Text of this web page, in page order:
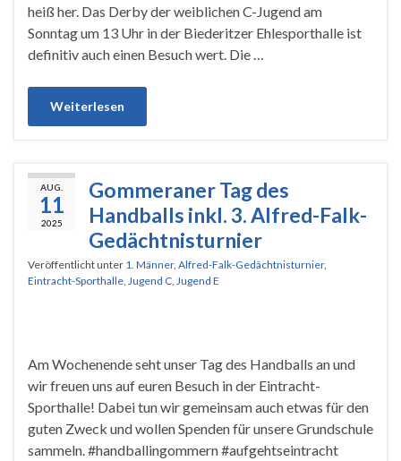
heiß her. Das Derby der weiblichen C-Jugend am
Sonntag um 13 Uhr in der Biederitzer Ehlesporthalle ist
definitiv auch einen Besuch wert. Die …
Weiterlesen
AUG.
11
2025
Gommeraner Tag des
Handballs inkl. 3. Alfred-Falk-
Gedächtnisturnier
Veröffentlicht unter 1. Männer, Alfred-Falk-Gedächtnisturnier,
Eintracht-Sporthalle, Jugend C, Jugend E
Am Wochenende seht unser Tag des Handballs an und
wir freuen uns auf euren Besuch in der Eintracht-
Sporthalle! Dabei tun wir gemeinsam auch etwas für den
guten Zweck und wollen Spenden für unsere Grundschule
sammeln. #handballingommern #aufgehtseintracht